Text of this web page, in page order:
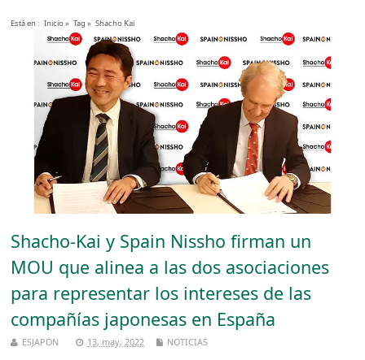
Está en : Inicio» Tag » Shacho Kai
Shacho-Kai y Spain Nissho firman un
MOU que alinea a las dos asociaciones
para representar los intereses de las
compañías japonesas en España
ESJAPON 13, may, 2022 NOTICIAS